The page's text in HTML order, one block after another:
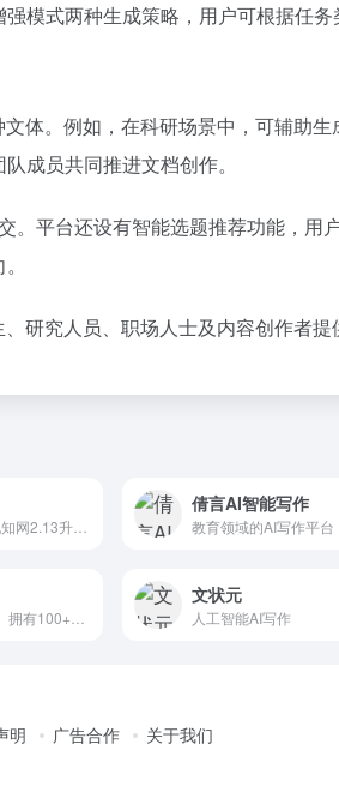
模式两种生成策略，用户可根据任务
体。例如，在科研场景中，可辅助
成员共同推进文档创作。
平台还设有智能选题推荐功能，用
研究人员、职场人士及内容创作者提
倩言AI智能写作
教育领域的AI写作平台
文状元
人工智能AI写作
明 广告合作 关于我们